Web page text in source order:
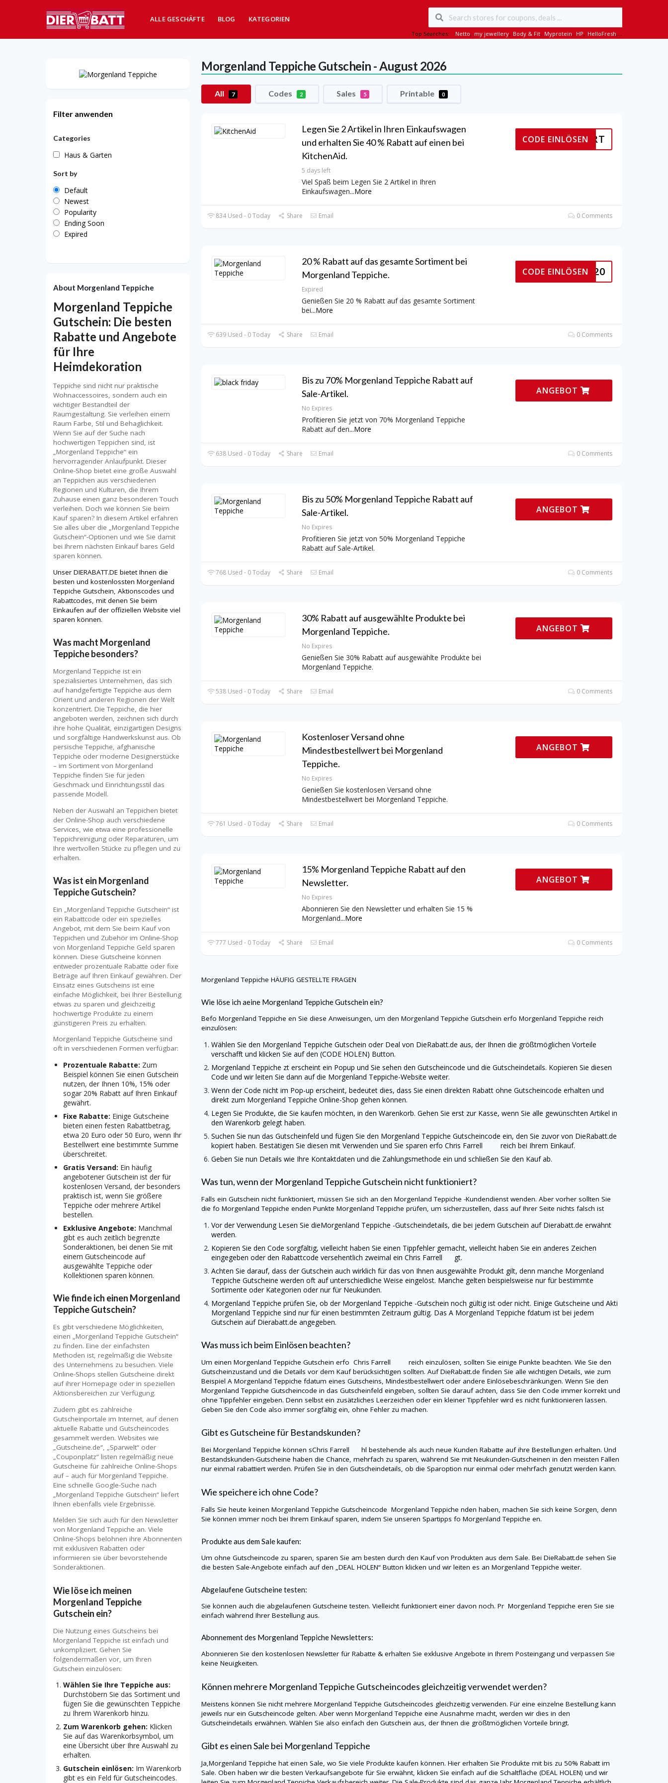
ALLE GESCHÄFTE BLOG KATEGORIEN
Top Searches: Netto, my jewellery, Body & Fit, Myprotein, HP, HelloFresh,...
Morgenland Teppiche Gutschein - August 2026
All 7 Codes 2 Sales 5 Printable 0
Legen Sie 2 Artikel in Ihren Einkaufswagen
und erhalten Sie 40 % Rabatt auf einen bei
KitchenAid.
5 days left
Viel Spaß beim Legen Sie 2 Artikel in Ihren
Einkaufswagen...More
KTIVIERT
CODE EINLÖSEN
834 Used - 0 Today Share Email 0 Comments
20 % Rabatt auf das gesamte Sortiment bei
Morgenland Teppiche.
Expired
Genießen Sie 20 % Rabatt auf das gesamte Sortiment
bei...More
SAVE20
CODE EINLÖSEN
639 Used - 0 Today Share Email 0 Comments
Bis zu 70% Morgenland Teppiche Rabatt auf
Sale-Artikel.
No Expires
Profitieren Sie jetzt von 70% Morgenland Teppiche
Rabatt auf den...More
ANGEBOT
638 Used - 0 Today Share Email 0 Comments
Bis zu 50% Morgenland Teppiche Rabatt auf
Sale-Artikel.
No Expires
Profitieren Sie jetzt von 50% Morgenland Teppiche
Rabatt auf Sale-Artikel.
ANGEBOT
768 Used - 0 Today Share Email 0 Comments
30% Rabatt auf ausgewählte Produkte bei
Morgenland Teppiche.
No Expires
Genießen Sie 30% Rabatt auf ausgewählte Produkte bei
Morgenland Teppiche.
ANGEBOT
538 Used - 0 Today Share Email 0 Comments
Kostenloser Versand ohne
Mindestbestellwert bei Morgenland
Teppiche.
No Expires
Genießen Sie kostenlosen Versand ohne
Mindestbestellwert bei Morgenland Teppiche.
ANGEBOT
761 Used - 0 Today Share Email 0 Comments
15% Morgenland Teppiche Rabatt auf den
Newsletter.
No Expires
Abonnieren Sie den Newsletter und erhalten Sie 15 %
Morgenland...More
ANGEBOT
777 Used - 0 Today Share Email 0 Comments
Morgenland TeppicheHÄUFIG GESTELLTE FRAGEN
Wie löse ich aeine Morgenland TeppicheGutschein ein?
BefoMorgenland Teppicheen Sie diese Anweisungen, um denMorgenland TeppicheGutschein erfoMorgenland Teppichereich
einzulösen:
Wählen Sie den Morgenland TeppicheGutschein oder Deal von DieRabatt.de aus, der Ihnen die größtmöglichen Vorteile
verschafft und klicken Sie auf den (CODE HOLEN) Button.
Morgenland Teppiche zt erscheint ein Popup und Sie sehen den Gutscheincode und die Gutscheindetails. Kopieren Sie diesen
Code und wir leiten Sie dann auf die Morgenland Teppiche-Website weiter.
Wenn der Code nicht im Pop-up erscheint, bedeutet dies, dass Sie einen direkten Rabatt ohne Gutscheincode erhalten und
direkt zum Morgenland TeppicheOnline-Shop gehen können.
Legen Sie Produkte, die Sie kaufen möchten, in den Warenkorb. Gehen Sie erst zur Kasse, wenn Sie alle gewünschten Artikel in
den Warenkorb gelegt haben.
Suchen Sie nun das Gutscheinfeld und fügen Sie den Morgenland TeppicheGutscheincode ein, den Sie zuvor von DieRabatt.de
kopiert haben. Bestätigen Sie diesen mit Verwenden und Sie sparen erfo Chris Farrell reich bei Ihrem Einkauf.
Geben Sie nun Details wie Ihre Kontaktdaten und die Zahlungsmethode ein und schließen Sie den Kauf ab.
Was tun, wenn der Morgenland Teppiche Gutschein nicht funktioniert?
Falls ein Gutschein nicht funktioniert, müssen Sie sich an denMorgenland Teppiche-Kundendienst wenden. Aber vorher sollten Sie
die foMorgenland Teppicheenden PunkteMorgenland Teppicheprüfen, um sicherzustellen, dass auf Ihrer Seite nichts falsch ist
Vor der Verwendung Lesen Sie dieMorgenland Teppiche -Gutscheindetails, die bei jedem Gutschein aufDierabatt.de erwähnt
werden.
Kopieren Sie den Code sorgfältig, vielleicht haben Sie einen Tippfehler gemacht, vielleicht haben Sie ein anderes Zeichen
eingegeben oder den Rabattcode versehentlich zweimal ein Chris Farrell gt.
Achten Sie darauf, dass der Gutschein auch wirklich für das von Ihnen ausgewählte Produkt gilt, denn manche Morgenland
TeppicheGutscheine werden oft auf unterschiedliche Weise eingelöst. Manche gelten beispielsweise nur für bestimmte
Sortimente oder Kategorien oder nur für Neukunden.
Morgenland Teppicheprüfen Sie, ob der Morgenland Teppiche -Gutschein noch gültig ist oder nicht. Einige Gutscheine und Akti
Morgenland Teppichesind nur für einen bestimmten Zeitraum gültig. Das A Morgenland Teppichefdatum ist bei jedem
Gutschein aufDierabatt.de angegeben.
Was muss ich beim Einlösen beachten?
Um einenMorgenland TeppicheGutschein erfo Chris Farrell reich einzulösen, sollten Sie einige Punkte beachten. Wie Sie den
Gutscheinzustand und die Details vor dem Kauf berücksichtigen sollten. AufDieRabatt.de finden Sie alle wichtigen Details, wie zum
Beispiel AMorgenland Teppichefdatum eines Gutscheins, Mindestbestellwert oder andere Einlösebeschränkungen. Wenn Sie den
Morgenland TeppicheGutscheincode in das Gutscheinfeld eingeben, sollten Sie darauf achten, dass Sie den Code immer korrekt und
ohne Tippfehler eingeben. Denn selbst ein zusätzliches Leerzeichen oder ein kleiner Tippfehler wird es nicht funktionieren lassen.
Geben Sie den Code also immer sorgfältig ein, ohne Fehler zu machen.
Gibt es Gutscheine für Bestandskunden?
BeiMorgenland Teppichekönnen sChris Farrell hl bestehende als auch neue Kunden Rabatte auf ihre Bestellungen erhalten. Und
Bestandskunden-Gutscheine haben die Chance, mehrfach zu sparen, während Sie mit Neukunden-Gutscheinen in den meisten Fällen
nur einmal rabattiert werden. Prüfen Sie in den Gutscheindetails, ob die Sparoption nur einmal oder mehrfach genutzt werden kann.
Wie speichere ich ohne Code?
Falls Sie heute keinenMorgenland TeppicheGutscheincodeMorgenland Teppichenden haben, machen Sie sich keine Sorgen, denn
Sie können immer noch bei Ihrem Einkauf sparen, indem Sie unseren Spartipps foMorgenland Teppicheen.
Produkte aus dem Sale kaufen:
Um ohne Gutscheincode zu sparen, sparen Sie am besten durch den Kauf von Produkten aus dem Sale. Bei DieRabatt.de sehen Sie
die besten Sale-Angebote einfach auf den „DEAL HOLEN“ Button klicken und wir leiten es anMorgenland Teppicheweiter.
Abgelaufene Gutscheine testen:
Sie können auch die abgelaufenen Gutscheine testen. Vielleicht funktioniert einer davon noch. PrMorgenland Teppicheeren Sie sie
einfach während Ihrer Bestellung aus.
Abonnement des Morgenland Teppiche Newsletters:
Abonnieren Sie den kostenlosen Newsletter für Rabatte & erhalten Sie exklusive Angebote in Ihrem Posteingang und verpassen Sie
keine Neuigkeiten.
Können mehrere Morgenland Teppiche Gutscheincodes gleichzeitig verwendet werden?
Meistens können Sie nicht mehrereMorgenland TeppicheGutscheincodes gleichzeitig verwenden. Für eine einzelne Bestellung kann
jeweils nur ein Gutscheincode gelten. Aber wennMorgenland Teppicheeine Ausnahme macht, werden wir dies in den
Gutscheindetails erwähnen. Wählen Sie also einfach den Gutschein aus, der Ihnen die größtmöglichen Vorteile bringt.
Gibt es einen Sale bei Morgenland Teppiche
Ja,Morgenland Teppichehat einen Sale, wo Sie viele Produkte kaufen können. Hier erhalten Sie Produkte mit bis zu 50% Rabatt im
Sale. Oben haben wir die besten Verkaufsangebote für Sie erwähnt, klicken Sie einfach auf die Schaltfläche (DEAL HOLEN) und wir
Filter anwenden
Categories
Haus & Garten
Sort by
Default
Newest
Popularity
Ending Soon
Expired
About Morgenland Teppiche
Morgenland Teppiche
Gutschein: Die besten
Rabatte und Angebote
für Ihre
Heimdekoration
Teppiche sind nicht nur praktische
Wohnaccessoires, sondern auch ein
wichtiger Bestandteil der
Raumgestaltung. Sie verleihen einem
Raum Farbe, Stil und Behaglichkeit.
Wenn Sie auf der Suche nach
hochwertigen Teppichen sind, ist
„Morgenland Teppiche“ ein
hervorragender Anlaufpunkt. Dieser
Online-Shop bietet eine große Auswahl
an Teppichen aus verschiedenen
Regionen und Kulturen, die Ihrem
Zuhause einen ganz besonderen Touch
verleihen. Doch wie können Sie beim
Kauf sparen? In diesem Artikel erfahren
Sie alles über die „Morgenland Teppiche
Gutschein“-Optionen und wie Sie damit
bei Ihrem nächsten Einkauf bares Geld
sparen können.
Unser DIERABATT.DE bietet Ihnen die
besten und kostenlossten Morgenland
Teppiche Gutschein, Aktionscodes und
Rabattcodes, mit denen Sie beim
Einkaufen auf der offiziellen Website viel
sparen können.
Was macht Morgenland
Teppiche besonders?
Morgenland Teppiche ist ein
spezialisiertes Unternehmen, das sich
auf handgefertigte Teppiche aus dem
Orient und anderen Regionen der Welt
konzentriert. Die Teppiche, die hier
angeboten werden, zeichnen sich durch
ihre hohe Qualität, einzigartigen Designs
und sorgfältige Handwerkskunst aus. Ob
persische Teppiche, afghanische
Teppiche oder moderne Designerstücke
– im Sortiment von Morgenland
Teppiche finden Sie für jeden
Geschmack und Einrichtungsstil das
passende Modell.
Neben der Auswahl an Teppichen bietet
der Online-Shop auch verschiedene
Services, wie etwa eine professionelle
Teppichreinigung oder Reparaturen, um
Ihre wertvollen Stücke zu pflegen und zu
erhalten.
Was ist ein Morgenland
Teppiche Gutschein?
Ein „Morgenland Teppiche Gutschein“ ist
ein Rabattcode oder ein spezielles
Angebot, mit dem Sie beim Kauf von
Teppichen und Zubehör im Online-Shop
von Morgenland Teppiche Geld sparen
können. Diese Gutscheine können
entweder prozentuale Rabatte oder fixe
Beträge auf Ihren Einkauf gewähren. Der
Einsatz eines Gutscheins ist eine
einfache Möglichkeit, bei Ihrer Bestellung
etwas zu sparen und gleichzeitig
hochwertige Produkte zu einem
günstigeren Preis zu erhalten.
Morgenland Teppiche Gutscheine sind
oft in verschiedenen Formen verfügbar:
Prozentuale Rabatte: Zum
Beispiel können Sie einen Gutschein
nutzen, der Ihnen 10%, 15% oder
sogar 20% Rabatt auf Ihren Einkauf
gewährt.
Fixe Rabatte: Einige Gutscheine
bieten einen festen Rabattbetrag,
etwa 20 Euro oder 50 Euro, wenn Ihr
Bestellwert eine bestimmte Summe
überschreitet.
Gratis Versand: Ein häufig
angebotener Gutschein ist der für
kostenlosen Versand, der besonders
praktisch ist, wenn Sie größere
Teppiche oder mehrere Artikel
bestellen.
Exklusive Angebote: Manchmal
gibt es auch zeitlich begrenzte
Sonderaktionen, bei denen Sie mit
einem Gutscheincode auf
ausgewählte Teppiche oder
Kollektionen sparen können.
Wie finde ich einen Morgenland
Teppiche Gutschein?
Es gibt verschiedene Möglichkeiten,
einen „Morgenland Teppiche Gutschein“
zu finden. Eine der einfachsten
Methoden ist, regelmäßig die Website
des Unternehmens zu besuchen. Viele
Online-Shops stellen Gutscheine direkt
auf ihrer Homepage oder in speziellen
Aktionsbereichen zur Verfügung.
Zudem gibt es zahlreiche
Gutscheinportale im Internet, auf denen
aktuelle Rabatte und Gutscheincodes
gesammelt werden. Websites wie
„Gutscheine.de“, „Sparwelt“ oder
„Couponplatz“ listen regelmäßig neue
Gutscheine für zahlreiche Online-Shops
auf – auch für Morgenland Teppiche.
Eine schnelle Google-Suche nach
„Morgenland Teppiche Gutschein“ liefert
Ihnen ebenfalls viele Ergebnisse.
Melden Sie sich auch für den Newsletter
von Morgenland Teppiche an. Viele
Online-Shops belohnen ihre Abonnenten
mit exklusiven Rabatten oder
informieren sie über bevorstehende
Sonderaktionen.
Wie löse ich meinen
Morgenland Teppiche
Gutschein ein?
Die Nutzung eines Gutscheins bei
Morgenland Teppiche ist einfach und
unkompliziert. Gehen Sie
folgendermaßen vor, um Ihren
Gutschein einzulösen:
Wählen Sie Ihre Teppiche aus:
Durchstöbern Sie das Sortiment und
fügen Sie die gewünschten Teppiche
zu Ihrem Warenkorb hinzu.
Zum Warenkorb gehen: Klicken
Sie auf das Warenkorbsymbol, um
eine Übersicht über Ihre Auswahl zu
erhalten.
Gutschein einlösen: Im Warenkorb
gibt es ein Feld für Gutscheincodes.